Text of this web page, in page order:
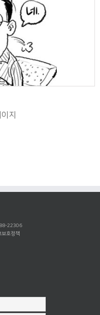
지
88-22306
보호정책